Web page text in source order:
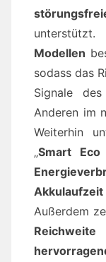
Modellen
sodass das
Signale
Anderen im
Weiterhin
„Smart Eco
Akkulaufzeit
Außerdem
Reichweite